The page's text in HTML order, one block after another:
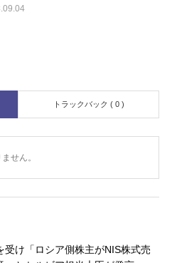
トラックバック ( 0 )
せん。
受け「ロシア側株主がNIS株式売